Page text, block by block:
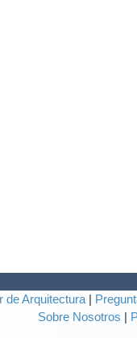
de Arquitectura
Sobre Nosotros